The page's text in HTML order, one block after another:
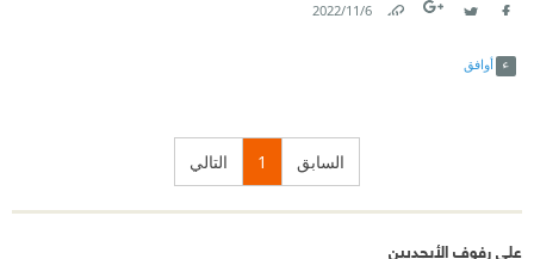
6‏/11‏/2022
أوافق
السابق 1 التالي
على رفوف الأبجديين